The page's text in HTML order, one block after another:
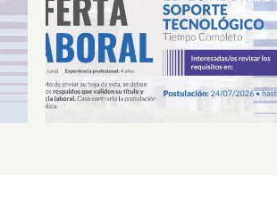
Oferta Laboral Especialista de
Soporte Tecnológico